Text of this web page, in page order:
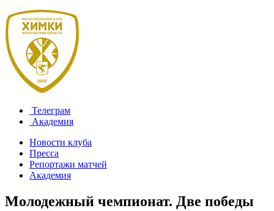
Телеграм
Академия
Новости клуба
Пресса
Репортажи матчей
Академия
Молодежный чемпионат. Две победы